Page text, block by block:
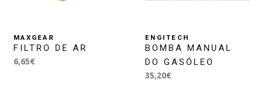
MAXGEAR
FILTRO DE AR
6,65€
ENGITECH
BOMBA MANUAL
DO GASÓLEO
35,20€